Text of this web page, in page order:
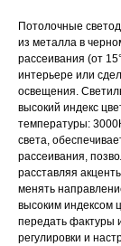
Потолочные
из металла в
рассеивания (от
интерьере или
освещения.
высокий индекс
температуры:
света,
рассеивания,
расставляя
менять
высоким индексом
передать фактуры
регулировки и